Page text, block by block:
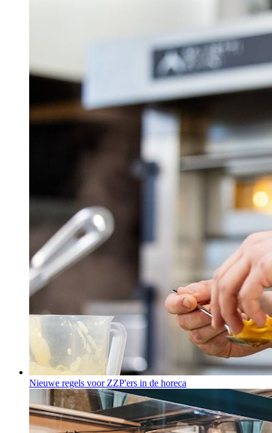
Nieuwe regels voor ZZP'ers in de horeca